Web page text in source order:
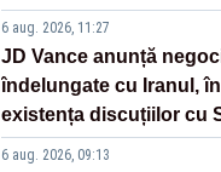
6 aug. 2026, 11:27
JD Vance anunță
îndelungate cu Iranul,
existența discuțiilor cu
6 aug. 2026, 09:13